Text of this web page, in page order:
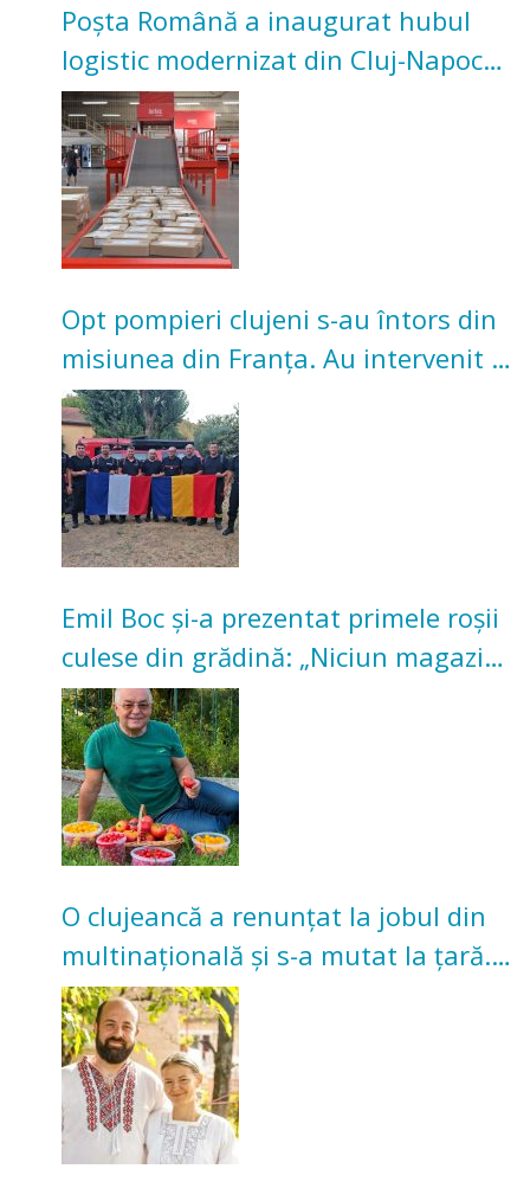
Poșta Română a inaugurat hubul
logistic modernizat din Cluj-Napoca.
Investiție de 3 milioane de euro
Opt pompieri clujeni s-au întors din
misiunea din Franța. Au intervenit la
incendii de vegetație și pădure
Emil Boc și-a prezentat primele roșii
culese din grădină: „Niciun magazin
nu poate oferi această satisfacție”
O clujeancă a renunțat la jobul din
multinațională și s-a mutat la țară.
Acum cultivă legume în grădina
bunicilor